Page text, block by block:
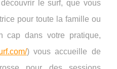
le surf, que vous
pour toute la famille ou
cap dans votre pratique,
) vous accueille de